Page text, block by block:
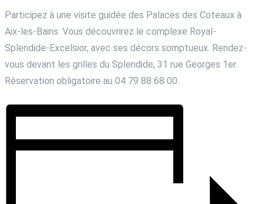
Participez à une visite guidée des Palaces des Coteaux à
Aix-les-Bains. Vous découvrirez le complexe Royal-
Splendide-Excelsior, avec ses décors somptueux. Rendez-
vous devant les grilles du Splendide, 31 rue Georges 1er.
Réservation obligatoire au 04 79 88 68 00.